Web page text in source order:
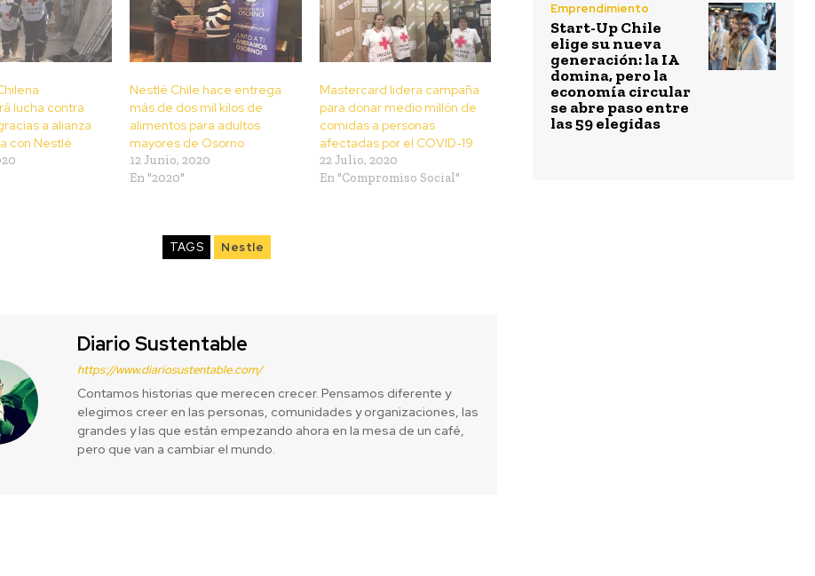
lucha contra
a alianza
con Nestlé
Nestlé Chile hace entrega
más de dos mil kilos de
alimentos para adultos
mayores de Osorno
12 Junio, 2020
En "2020"
Mastercard lidera campaña
para donar medio millón de
comidas a personas
afectadas por el COVID-19
22 Julio, 2020
En "Compromiso Social"
TAGS Nestle
Diario Sustentable
https://www.diariosustentable.com/
Contamos historias que merecen crecer. Pensamos diferente y
elegimos creer en las personas, comunidades y organizaciones, las
grandes y las que están empezando ahora en la mesa de un café,
pero que van a cambiar el mundo.
Emprendimiento
Start-Up Chile
elige su nueva
generación: la IA
domina, pero la
economía circular
se abre paso entre
las 59 elegidas